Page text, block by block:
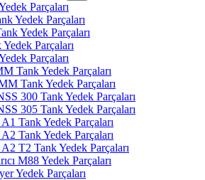
Parçaları
Yedek Parçaları
Yedek Parçaları
Parçaları
Parçaları
Tank Yedek Parçaları
Tank Yedek Parçaları
300 Tank Yedek Parçaları
305 Tank Yedek Parçaları
Tank Yedek Parçaları
Tank Yedek Parçaları
T2 Tank Yedek Parçaları
M88 Yedek Parçaları
Yedek Parçaları